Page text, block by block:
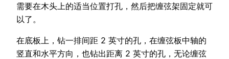
需要在木头上的适当位置打孔，然后把缠弦架固定就可
以了。
在底板上，钻一排间距 2 英寸的孔，在缠弦板中轴的
竖直和水平方向，也钻出距离 2 英寸的孔，无论缠弦